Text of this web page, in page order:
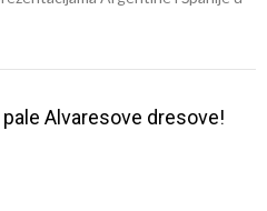
Alvaresove dresove!